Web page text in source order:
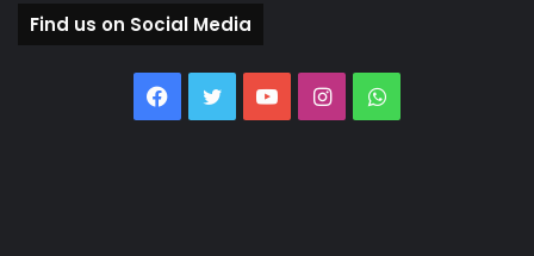
Find us on Social Media
Facebook
TwitterYouTubeInstagramWhatsApp